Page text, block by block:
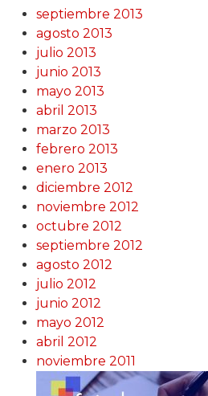
septiembre 2013
agosto 2013
julio 2013
junio 2013
mayo 2013
abril 2013
marzo 2013
febrero 2013
enero 2013
diciembre 2012
noviembre 2012
octubre 2012
septiembre 2012
agosto 2012
julio 2012
junio 2012
mayo 2012
abril 2012
noviembre 2011